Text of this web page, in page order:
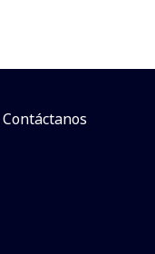
Contáctanos